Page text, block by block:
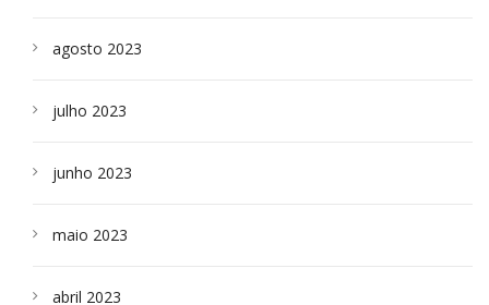
agosto 2023
julho 2023
junho 2023
maio 2023
abril 2023